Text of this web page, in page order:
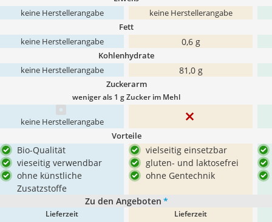
keine Herstellerangabe keine Herstellerangabe
Fett
keine Herstellerangabe 0,6 g
Kohlenhydrate
keine Herstellerangabe 81,0 g
Zuckerarm
weniger als 1 g Zucker im Mehl
keine Herstellerangabe
Vorteile
Bio-Qualität
vieseitig verwendbar
ohne künstliche
Zusatzstoffe
vielseitig einsetzbar
gluten- und laktosefrei
ohne Gentechnik
Zu den Angeboten *
Lieferzeit Lieferzeit